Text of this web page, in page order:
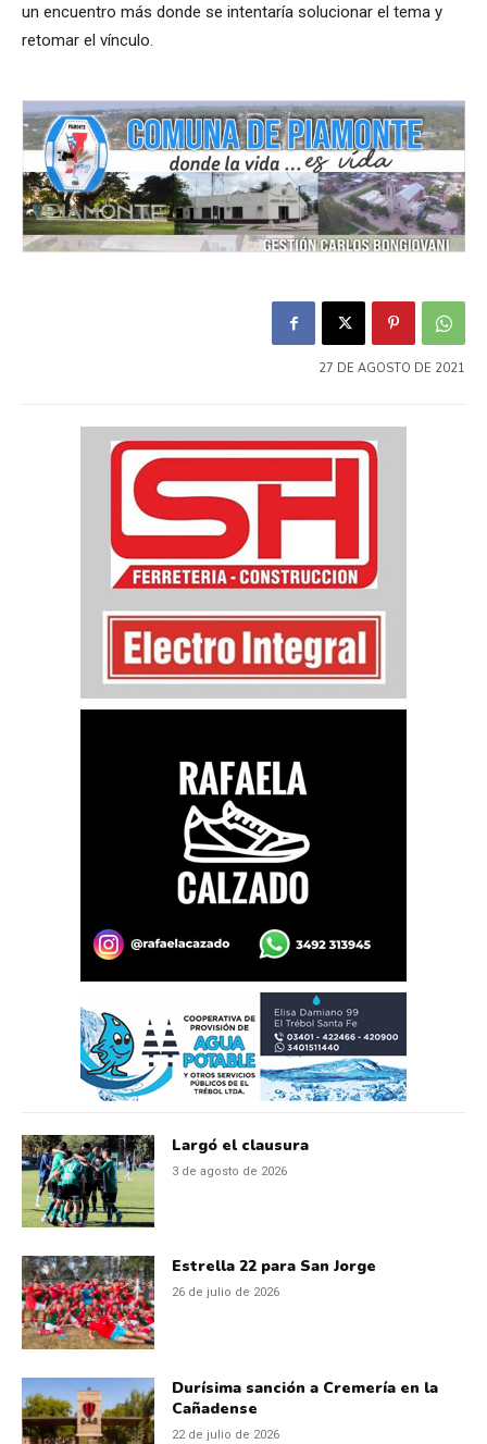
un encuentro más donde se intentaría solucionar el tema y
retomar el vínculo.
27 DE AGOSTO DE 2021
Largó el clausura
3 de agosto de 2026
Estrella 22 para San Jorge
26 de julio de 2026
Durísima sanción a Cremería en la
Cañadense
22 de julio de 2026